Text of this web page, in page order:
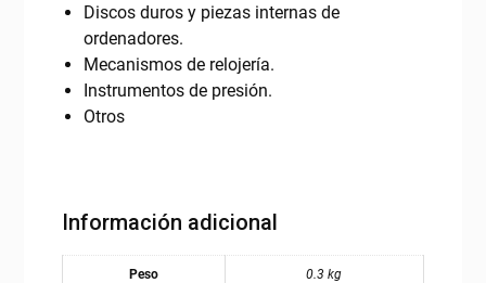
Discos duros y piezas internas de
ordenadores.
Mecanismos de relojería.
Instrumentos de presión.
Otros
Información adicional
Peso 0.3 kg